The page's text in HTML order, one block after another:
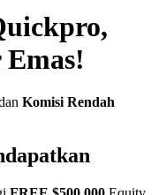
Komisi Rendah